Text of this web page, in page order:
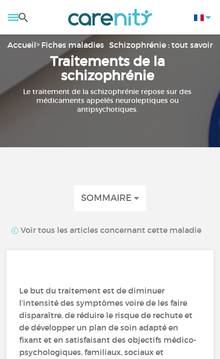
Accueil Fiches maladies Schizophrénie : tout savoir
Traitements de la
schizophrénie
Le traitement de la schizophrénie repose sur des
médicaments appelés neuroleptiques ou
antipsychotiques.
SOMMAIRE
Voir tous les articles concernant cette maladie
Le but du traitement est de diminuer
l’intensité des symptômes voire de les faire
disparaître, de réduire le risque de rechute et
de développer un plan de soin adapté en
fixant et en satisfaisant des objectifs médico-
psychologiques, familiaux, sociaux et